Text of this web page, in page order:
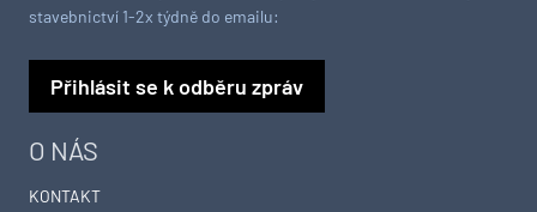
O NÁS
KONTAKT
stavebnictví 1-2x týdně do emailu:
Přihlásit se k odběru zpráv